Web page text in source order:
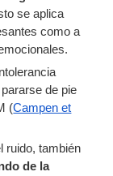
se aplica
como a
de pie
(Campen et
ruido, también
de la